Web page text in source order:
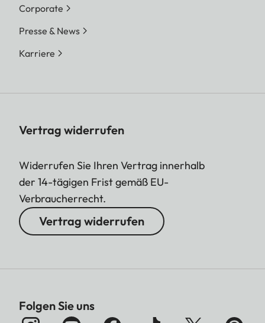
Corporate
Presse & News
Karriere
Vertrag widerrufen
Widerrufen Sie Ihren Vertrag innerhalb
der 14-tägigen Frist gemäß EU-
Verbraucherrecht.
Vertrag widerrufen
Folgen Sie uns